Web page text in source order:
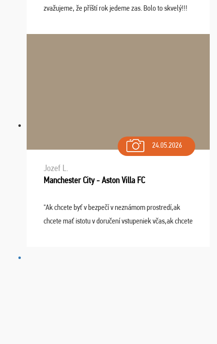
zvažujeme, že příští rok jedeme zas. Bolo to skvelý!!!
24.05.2026
Jozef L.
Manchester City - Aston Villa FC
"Ak chcete byť v bezpečí v neznámom prostredí,ak
chcete mať istotu v doručení vstupeniek včas,ak chcete